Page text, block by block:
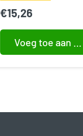
€15,26
Voeg toe aan winkelwagen